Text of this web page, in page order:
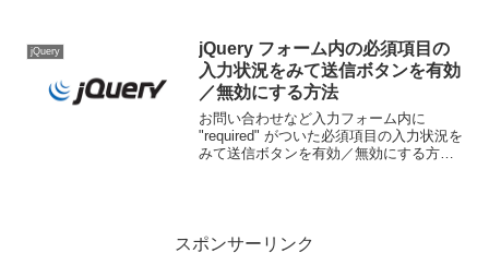
change / click イベント...
jQuery
jQuery フォーム内の必須項目の
入力状況をみて送信ボタンを有効
／無効にする方法
お問い合わせなど入力フォーム内に
"required" がついた必須項目の入力状況を
みて送信ボタンを有効／無効にする方法
スポンサーリンク